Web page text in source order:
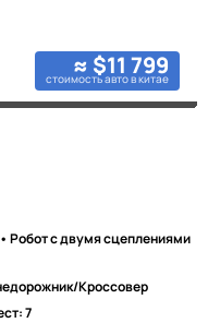
≈ $11 799
стоимость авто в китае
Робот с двумя сцеплениями
Кроссовер
7